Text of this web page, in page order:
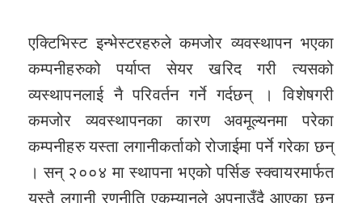
एक्टिभिस्ट इन्भेस्टरहरुले कमजोर व्यवस्थापन भएका
कम्पनीहरुको पर्याप्त सेयर खरिद गरी त्यसको
व्यस्थापनलाई नै परिवर्तन गर्ने गर्दछन् । विशेषगरी
कमजोर व्यवस्थापनका कारण अवमूल्यनमा परेका
कम्पनीहरु यस्ता लगानीकर्ताको रोजाईमा पर्ने गरेका छन्
। सन् २००४ मा स्थापना भएको पर्सिङ स्क्वायरमार्फत
यस्तै लगानी रणनीति एकम्यानले अपनाउँदै आएका छन्